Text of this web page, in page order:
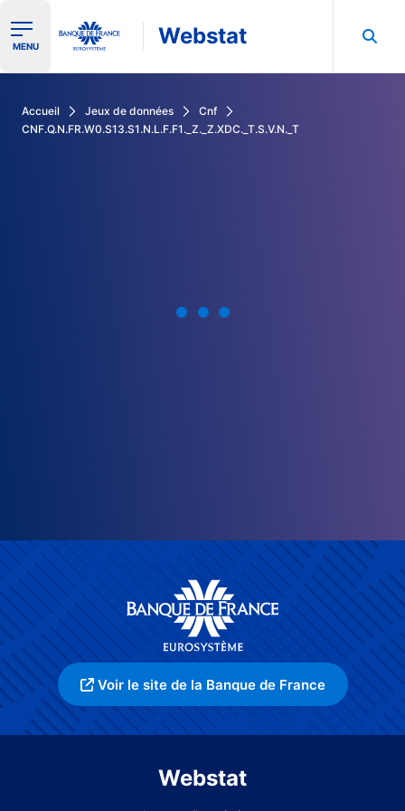
Ouvrir le menu de navigation
MENU Webstat
Accueil Jeux de données
Cnf
CNF.Q.N.FR.W0.S13.S1.N.L.F.F1._Z._Z.XDC._T.S.V.N._T
Voir le site de la Banque de France
Webstat